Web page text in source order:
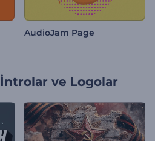
AudioJam Page
İntrolar ve Logolar